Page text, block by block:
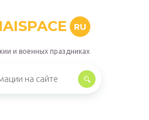
RU
и военных праздниках